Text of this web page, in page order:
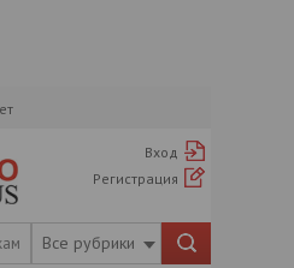
Вход
Регистрация
Все рубрики